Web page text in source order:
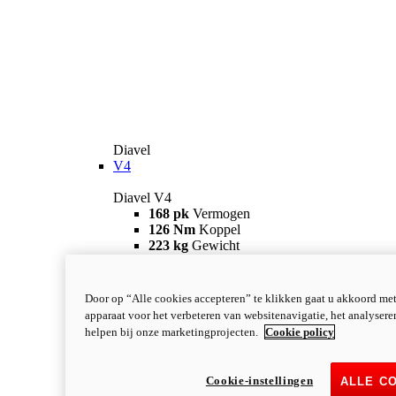
Diavel
V4
Diavel V4
168 pk Vermogen
126 Nm Koppel
223 kg Gewicht
newV4 RS
Diavel V4 RS
182 pkVERMOGEN
i
Door op “Alle cookies accepteren” te klikken gaat u akkoord
apparaat voor het verbeteren van websitenavigatie, het
helpen bij onze marketingprojecten.
Cookie policy
ALLE
Cookie-instellingen